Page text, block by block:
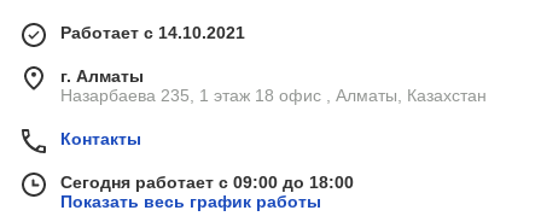
Работает с 14.10.2021
г. Алматы
Назарбаева 235, 1 этаж 18 офис , Алматы, Казахстан
Контакты
Сегодня работает с 09:00 до 18:00
Показать весь график работы